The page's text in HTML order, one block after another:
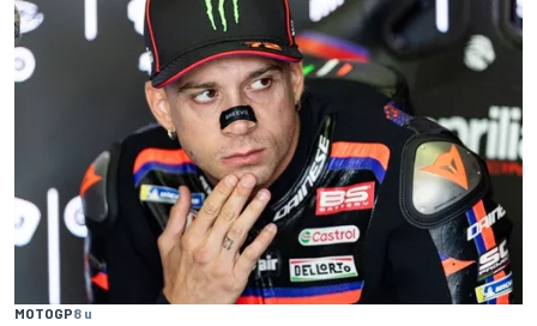
MOTOGP8 u